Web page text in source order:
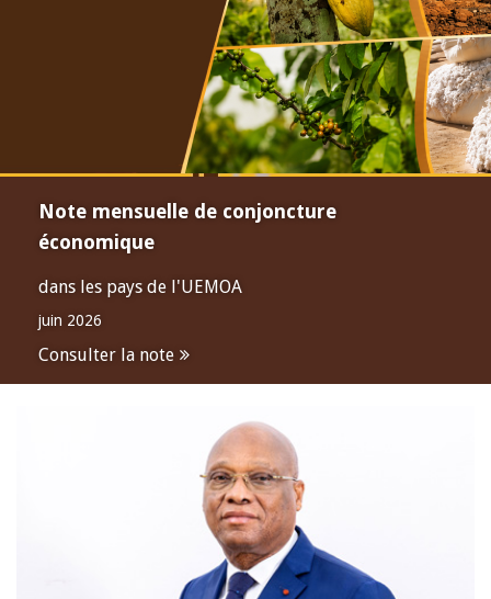
Note mensuelle de conjoncture
économique
dans les pays de l'UEMOA
juin 2026
Consulter la note